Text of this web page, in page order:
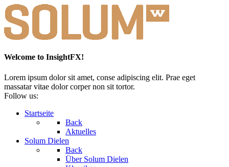
Welcome to InsightFX!
Lorem ipsum dolor sit amet, conse adipiscing elit. Prae eget
massatar vitae dolor corper non sit tortor.
Follow us:
Startseite
Back
Aktuelles
Solum Dielen
Back
Über Solum Dielen